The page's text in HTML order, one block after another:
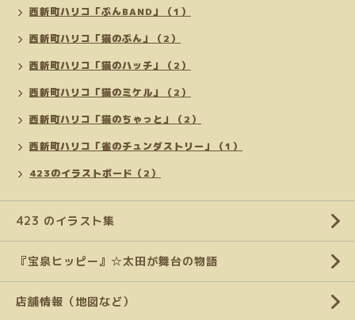
西新町ハリコ「ぷんBAND」（1）
西新町ハリコ「猫のぷん」（2）
西新町ハリコ「猫のハッチ」（2）
西新町ハリコ「猫のミケル」（2）
西新町ハリコ「猫のちゃっと」（2）
西新町ハリコ「雀のチュンダストリー」（1）
423のイラストボード（2）
423 のイラスト集
『宝泉ヒッピー』☆太田が舞台の物語
店舗情報（地図など）